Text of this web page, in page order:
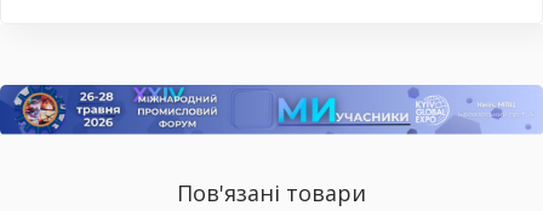
Пов'язані товари